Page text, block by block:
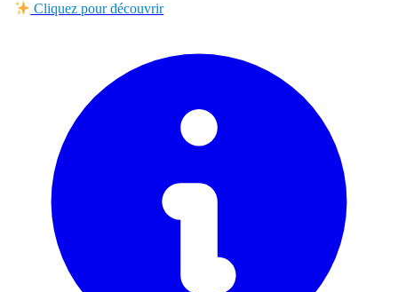
Cliquez pour découvrir